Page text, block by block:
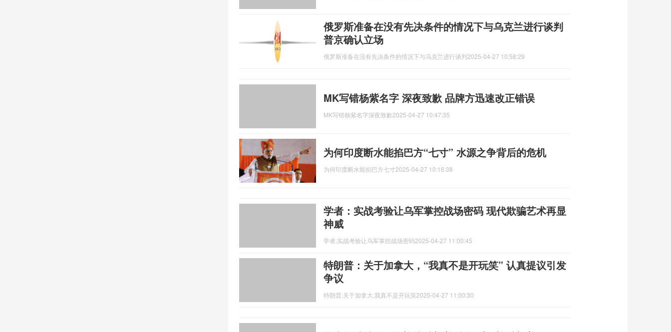
俄罗斯准备在没有先决条件的情况下与乌克兰进行谈判
普京确认立场
俄罗斯准备在没有先决条件的情况下与乌克兰进行谈判2025-04-27 10:58:29
MK写错杨紫名字 深夜致歉 品牌方迅速改正错误
MK写错杨紫名字深夜致歉2025-04-27 10:47:35
为何印度断水能掐巴方“七寸” 水源之争背后的危机
为何印度断水能掐巴方七寸2025-04-27 10:16:38
学者：实战考验让乌军掌控战场密码 现代欺骗艺术再显
神威
学者,实战考验让乌军掌控战场密码2025-04-27 11:00:45
特朗普：关于加拿大，“我真不是开玩笑” 认真提议引发
争议
特朗普,关于加拿大,我真不是开玩笑2025-04-27 11:00:30